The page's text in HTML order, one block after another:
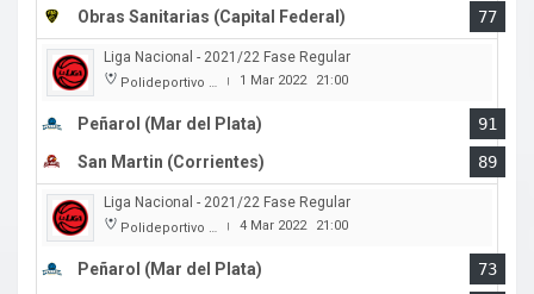
Obras Sanitarias (Capital Federal)
77
Liga Nacional - 2021/22 Fase Regular
Polideportivo Islas Malvinas | 1 Mar 2022 21:00
Peñarol (Mar del Plata)
91
San Martin (Corrientes)
89
Liga Nacional - 2021/22 Fase Regular
Polideportivo Islas Malvinas | 4 Mar 2022 21:00
Peñarol (Mar del Plata)
73